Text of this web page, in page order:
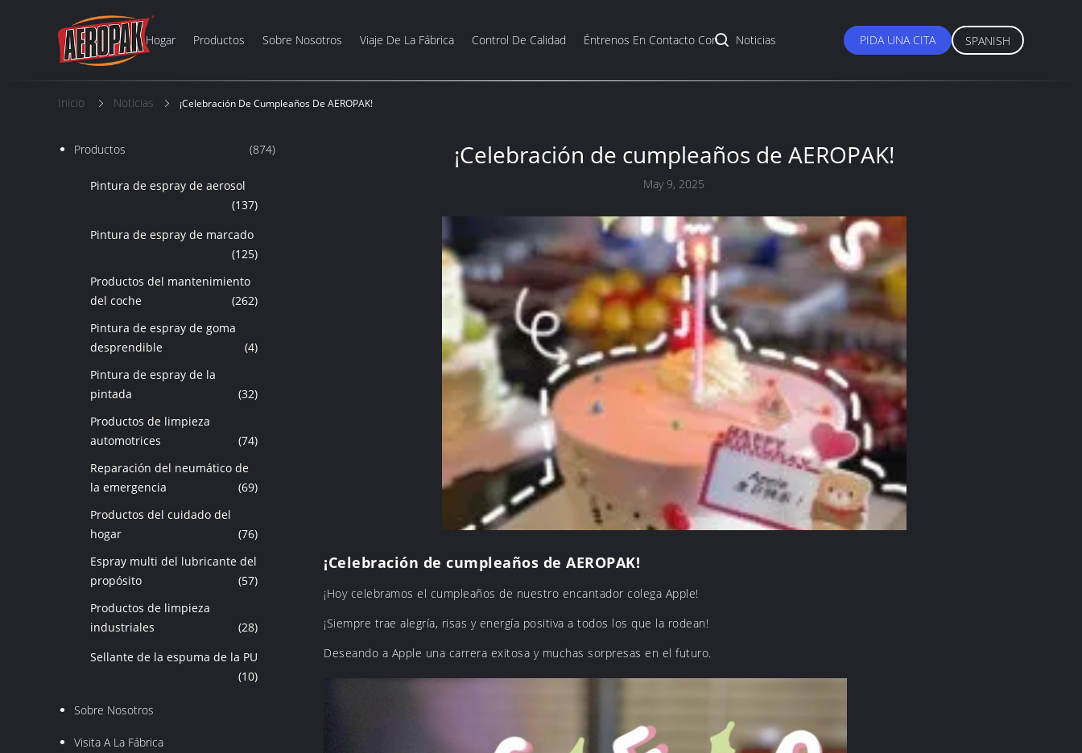
Hogar Productos Sobre Nosotros Viaje De La Fábrica Control De Calidad Éntrenos En Contacto Con Noticias PIDA UNA CITA SPANISH
Inicio Noticias ¡Celebración De Cumpleaños De AEROPAK!
Productos (874)
Pintura de espray de aerosol
(137)
Pintura de espray de marcado
(125)
Productos del mantenimiento
del coche
(262)
Pintura de espray de goma
desprendible
(4)
Pintura de espray de la
pintada
(32)
Productos de limpieza
automotrices
(74)
Reparación del neumático de
la emergencia
(69)
Productos del cuidado del
hogar
(76)
Espray multi del lubricante del
propósito
(57)
Productos de limpieza
industriales
(28)
Sellante de la espuma de la PU
(10)
Sobre Nosotros
Visita A La Fábrica
¡Celebración de cumpleaños de AEROPAK!
May 9, 2025
¡Celebración de cumpleaños de AEROPAK!
¡Hoy celebramos el cumpleaños de nuestro encantador colega Apple!
¡Siempre trae alegría, risas y energía positiva a todos los que la rodean!
Deseando a Apple una carrera exitosa y muchas sorpresas en el futuro.